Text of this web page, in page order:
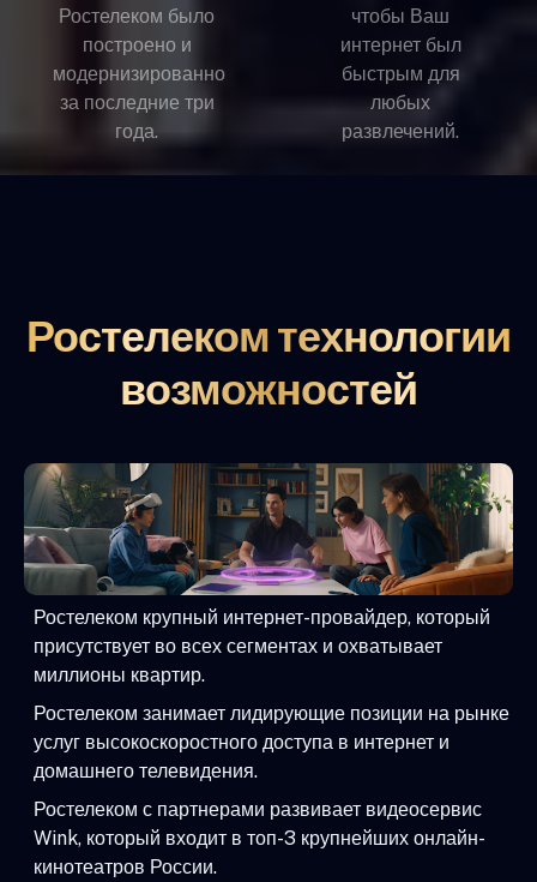
Ростелеком было
построено и
модернизированно
за последние три
года.
чтобы Ваш
интернет был
быстрым для
любых
развлечений.
Ростелеком технологии
возможностей
Ростелеком крупный интернет-провайдер, который
присутствует во всех сегментах и охватывает
миллионы квартир.
Ростелеком занимает лидирующие позиции на рынке
услуг высокоскоростного доступа в интернет и
домашнего телевидения.
Ростелеком с партнерами развивает видеосервис
Wink, который входит в топ-3 крупнейших онлайн-
кинотеатров России.